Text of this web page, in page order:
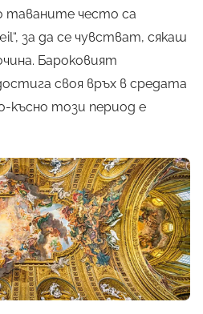
таваните често са
за да се чувстват, сякаш
Бароковият
своя връх в средата
късно този период е